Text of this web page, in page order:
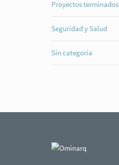
Proyectos terminados
Seguridad y Salud
Sin categoría